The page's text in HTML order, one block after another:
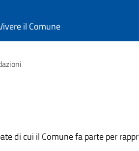
il Comune
di cui il Comune fa parte per